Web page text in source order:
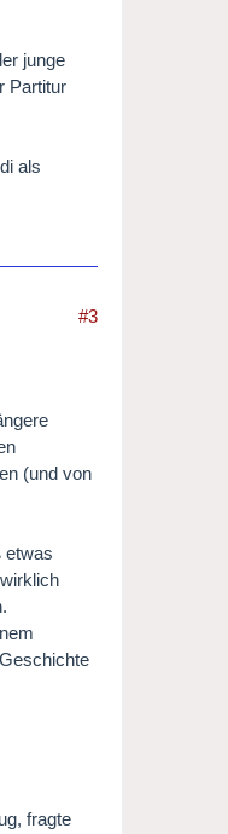
junge
Partitur
als
#3
(und von
etwas
fragte